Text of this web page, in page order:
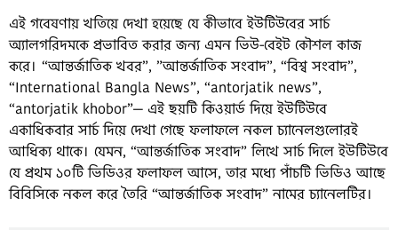
এই গবেষণায় খতিয়ে দেখা হয়েছে যে কীভাবে ইউটিউবের সার্চ
অ্যালগরিদমকে প্রভাবিত করার জন্য এমন ভিউ-বেইট কৌশল কাজ
করে। “আন্তর্জাতিক খবর”, ”আন্তর্জাতিক সংবাদ”, “বিশ্ব সংবাদ”,
“International Bangla News”, “antorjatik news”,
“antorjatik khobor”— এই ছয়টি কিওয়ার্ড দিয়ে ইউটিউবে
একাধিকবার সার্চ দিয়ে দেখা গেছে ফলাফলে নকল চ্যানেলগুলোরই
আধিক্য থাকে। যেমন, “আন্তর্জাতিক সংবাদ” লিখে সার্চ দিলে ইউটিউবে
যে প্রথম ১০টি ভিডিওর ফলাফল আসে, তার মধ্যে পাঁচটি ভিডিও আছে
বিবিসিকে নকল করে তৈরি “আন্তর্জাতিক সংবাদ” নামের চ্যানেলটির।